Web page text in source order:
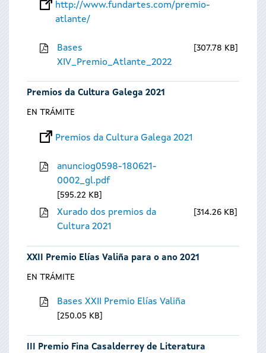
http://www.fundartes.com/premio-
atlante/
Bases
XIV_Premio_Atlante_2022
307.78 KB
Premios da Cultura Galega 2021
EN TRÁMITE
Premios da Cultura Galega 2021
anunciog0598-180621-
0002_gl.pdf
595.22 KB
Xurado dos premios da
Cultura 2021
314.26 KB
XXII Premio Elías Valiña para o ano 2021
EN TRÁMITE
Bases XXII Premio Elías Valiña
250.05 KB
III Premio Fina Casalderrey de Literatura